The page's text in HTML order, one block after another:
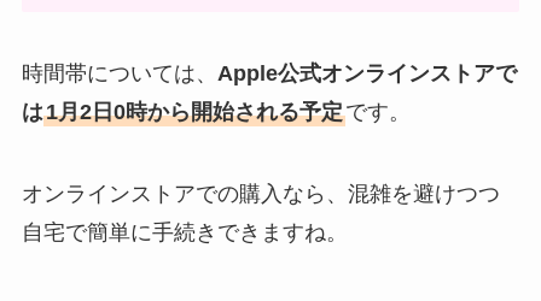
時間帯については、 Apple公式オンラインストアで
は1月2日0時から開始される予定です。
オンラインストアでの購入なら、混雑を避けつつ
自宅で簡単に手続きできますね。